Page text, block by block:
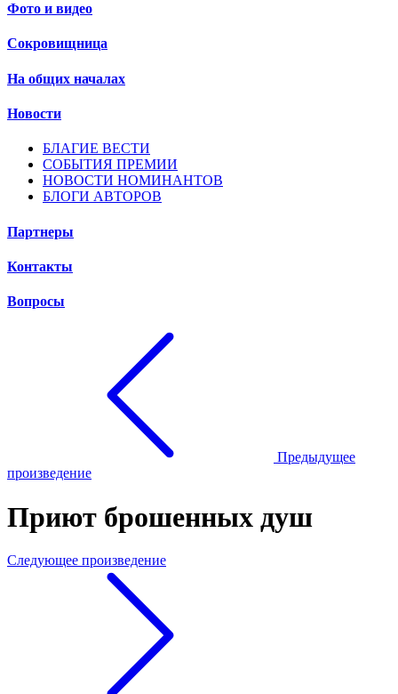
Фото и видео
Сокровищница
На общих началах
Новости
БЛАГИЕ ВЕСТИ
СОБЫТИЯ ПРЕМИИ
НОВОСТИ НОМИНАНТОВ
БЛОГИ АВТОРОВ
Партнеры
Контакты
Вопросы
Предыдущее
произведение
Приют брошенных душ
Следующее произведение